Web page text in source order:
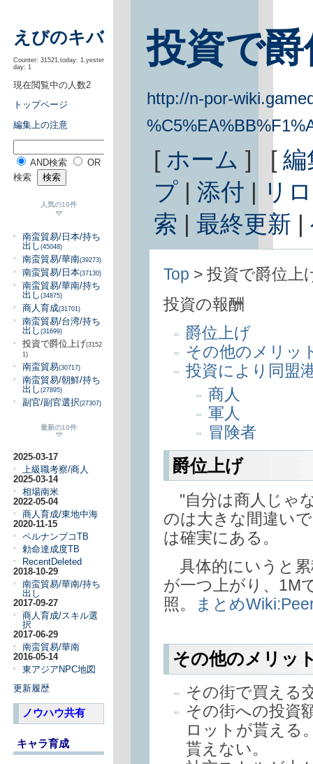
投資で
http://n-por-
[ ホーム ] [ 編
プ | 添付 | リ
索 | 最終更新 |
えびのキバ
Counter: 31521,today: 1,yester
day: 1
現在閲覧中の人数2
トップページ
編集上の注意
AND検索
OR
検索
人気の10件
南蛮貿易/日本/持ち
出し (45048)
南蛮貿易/華南(39273)
南蛮貿易/日本(37130)
南蛮貿易/華南/持ち
出し (34875)
商人育成(31701)
南蛮貿易/台湾/持ち
出し (31699)
投資で爵位上げ(3152
1)
南蛮貿易(30717)
南蛮貿易/朝鮮/持ち
出し (27895)
副官/副官選択(27307)
最新の10件
2025-03-17
上級職考察/商人
2025-03-14
相場南米
2022-05-04
商人育成/東地中海
2020-11-15
ペルナンブコTB
勅命達成度TB
RecentDeleted
2018-10-29
南蛮貿易/華南/持ち
出し
2017-09-27
商人育成/スキル選
択
2017-06-29
南蛮貿易/華南
2016-05-14
東アジアNPC地図
更新履歴
ノウハウ共有
キャラ育成
Top > 投資で爵位上
投資の報酬
爵位上げ
その他のメリッ
投資により同盟
商人
軍人
冒険者
爵位上げ
"自分は商人じゃ
のは大きな間違い
は確実にある。
具体的にいうと累
が一つ上がり、1M
照。
まとめ
その他のメリッ
その街で買える
その街への投資
ロットが貰える
貰えない。